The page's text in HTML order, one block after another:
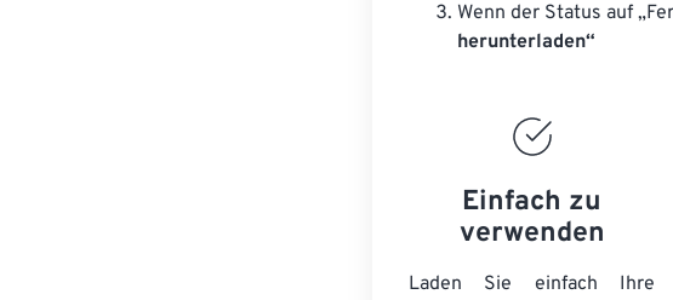
Wenn der Status auf
herunterladen“
Einfach zu
verwenden
Laden Sie einfach Ihre